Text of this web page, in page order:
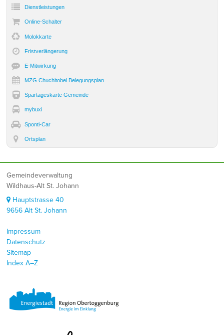
Dienst­leistungen
Online-Schalter
Molokkarte
Frist­verlängerung
E-Mitwirkung
MZG Chuchitobel Belegungsplan
Spartageskarte Gemeinde
mybuxi
Sponti-Car
Ortsplan
Footer
Gemeindeverwaltung
Wildhaus-Alt St. Johann
Hauptstrasse 40
9656 Alt St. Johann
Impressum
Datenschutz
Sitemap
Index A–Z